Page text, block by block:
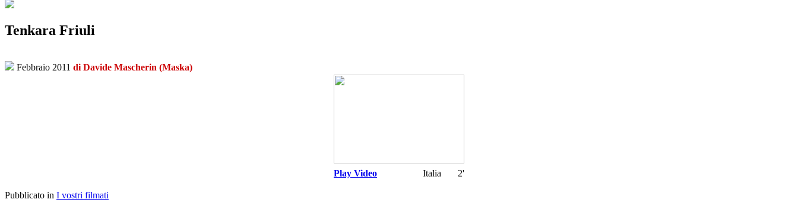
Tenkara Friuli
Febbraio 2011 di Davide Mascherin (Maska)
Play Video Italia 2'
Pubblicato in I vostri filmati